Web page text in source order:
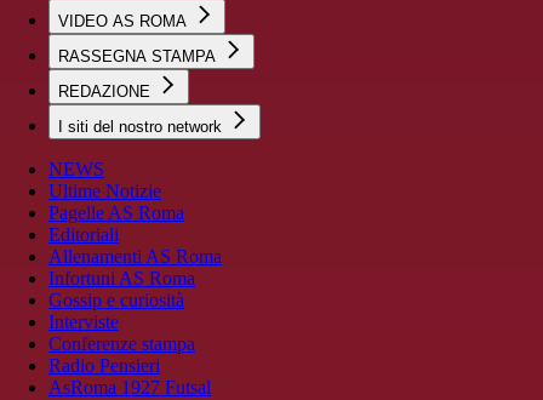
VIDEO AS ROMA
RASSEGNA STAMPA
REDAZIONE
I siti del nostro network
NEWS
Ultime Notizie
Pagelle AS Roma
Editoriali
Allenamenti AS Roma
Infortuni AS Roma
Gossip e curiosità
Interviste
Conferenze stampa
Radio Pensieri
AsRoma 1927 Futsal